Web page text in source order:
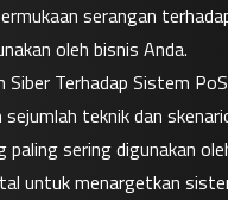
serangan
oleh bisnis Anda.
Siber Terhadap Sistem PoS
teknik dan
paling sering digunakan
untuk menargetkan